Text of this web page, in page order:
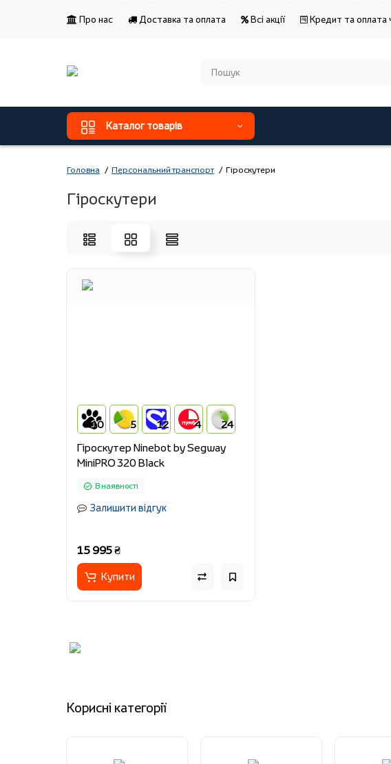
Про нас Доставка та оплата Всі акції Кредит та оплата
Каталог товарів
Головна Персональний транспорт Гіроскутери
Гіроскутери
10 5 12 4 24
Гіроскутер Ninebot by Segway
MiniPRO 320 Black
В наявності
Залишити відгук
15 995 ₴
Купити
Корисні категорії